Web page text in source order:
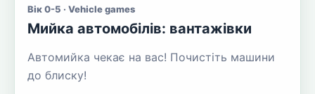
Вік 0-5 · Vehicle games
Мийка автомобілів: вантажівки
Автомийка чекає на вас! Почистіть машини
до блиску!